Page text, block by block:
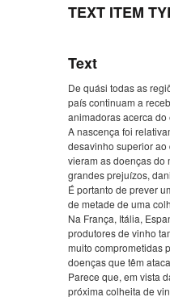
TEXT ITEM
Text
De quási todas as
país continuam a
animadoras acerca
A nascença foi
desavinho superior
vieram as doenças do
grandes prejuízos,
É portanto de prever
de metade de uma
Na França, Itália,
produtores de vinho
muito comprometidas
doenças que têm
Parece que, em vista
próxima colheita de